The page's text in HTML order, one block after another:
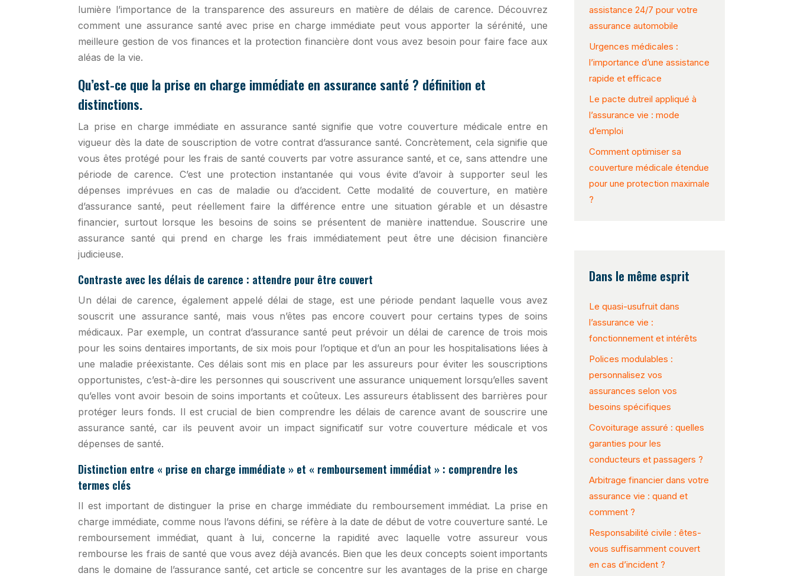
lumière l’importance de la transparence des assureurs en matière de délais de carence. Découvrez
comment une assurance santé avec prise en charge immédiate peut vous apporter la sérénité, une
meilleure gestion de vos finances et la protection financière dont vous avez besoin pour faire face aux
aléas de la vie.
Qu’est-ce que la prise en charge immédiate en assurance santé ? définition et
distinctions.
La prise en charge immédiate en assurance santé signifie que votre couverture médicale entre en
vigueur dès la date de souscription de votre contrat d’assurance santé. Concrètement, cela signifie que
vous êtes protégé pour les frais de santé couverts par votre assurance santé, et ce, sans attendre une
période de carence. C’est une protection instantanée qui vous évite d’avoir à supporter seul les
dépenses imprévues en cas de maladie ou d’accident. Cette modalité de couverture, en matière
d’assurance santé, peut réellement faire la différence entre une situation gérable et un désastre
financier, surtout lorsque les besoins de soins se présentent de manière inattendue. Souscrire une
assurance santé qui prend en charge les frais immédiatement peut être une décision financière
judicieuse.
Contraste avec les délais de carence : attendre pour être couvert
Un délai de carence, également appelé délai de stage, est une période pendant laquelle vous avez
souscrit une assurance santé, mais vous n’êtes pas encore couvert pour certains types de soins
médicaux. Par exemple, un contrat d’assurance santé peut prévoir un délai de carence de trois mois
pour les soins dentaires importants, de six mois pour l’optique et d’un an pour les hospitalisations liées à
une maladie préexistante. Ces délais sont mis en place par les assureurs pour éviter les souscriptions
opportunistes, c’est-à-dire les personnes qui souscrivent une assurance uniquement lorsqu’elles savent
qu’elles vont avoir besoin de soins importants et coûteux. Les assureurs établissent des barrières pour
protéger leurs fonds. Il est crucial de bien comprendre les délais de carence avant de souscrire une
assurance santé, car ils peuvent avoir un impact significatif sur votre couverture médicale et vos
dépenses de santé.
Distinction entre « prise en charge immédiate » et « remboursement immédiat » : comprendre les
termes clés
Il est important de distinguer la prise en charge immédiate du remboursement immédiat. La prise en
charge immédiate, comme nous l’avons défini, se réfère à la date de début de votre couverture santé. Le
remboursement immédiat, quant à lui, concerne la rapidité avec laquelle votre assureur vous
rembourse les frais de santé que vous avez déjà avancés. Bien que les deux concepts soient importants
dans le domaine de l’assurance santé, cet article se concentre sur les avantages de la prise en charge
assistance 24/7 pour votre
assurance automobile
Urgences médicales :
l’importance d’une assistance
rapide et efficace
Le pacte dutreil appliqué à
l’assurance vie : mode
d’emploi
Comment optimiser sa
couverture médicale étendue
pour une protection maximale
?
Dans le même esprit
Le quasi-usufruit dans
l’assurance vie :
fonctionnement et intérêts
Polices modulables :
personnalisez vos
assurances selon vos
besoins spécifiques
Covoiturage assuré : quelles
garanties pour les
conducteurs et passagers ?
Arbitrage financier dans votre
assurance vie : quand et
comment ?
Responsabilité civile : êtes-
vous suffisamment couvert
en cas d’incident ?